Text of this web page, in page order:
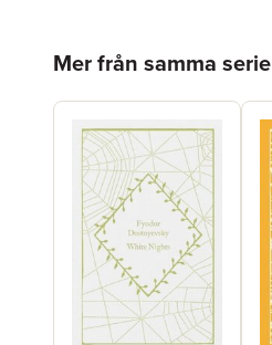
Mer från samma serie